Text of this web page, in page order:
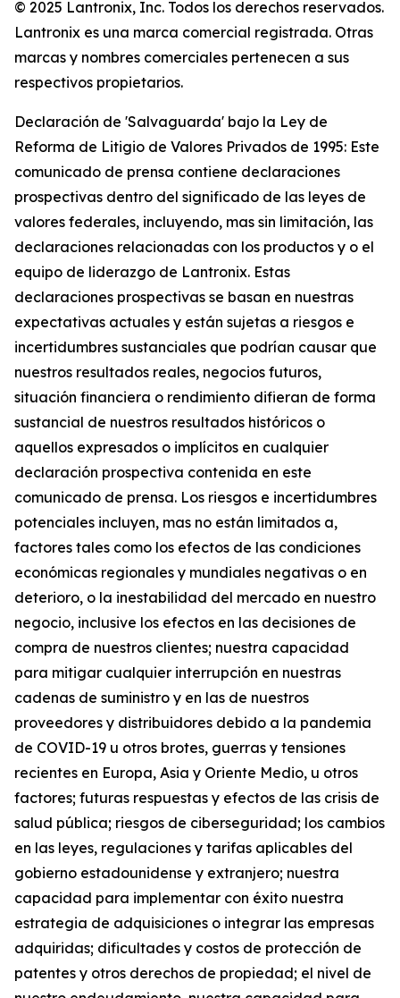
© 2025 Lantronix, Inc. Todos los derechos reservados.
Lantronix es una marca comercial registrada. Otras
marcas y nombres comerciales pertenecen a sus
respectivos propietarios.
Declaración de 'Salvaguarda' bajo la Ley de
Reforma de Litigio de Valores Privados de 1995: Este
comunicado de prensa contiene declaraciones
prospectivas dentro del significado de las leyes de
valores federales, incluyendo, mas sin limitación, las
declaraciones relacionadas con los productos y o el
equipo de liderazgo de Lantronix. Estas
declaraciones prospectivas se basan en nuestras
expectativas actuales y están sujetas a riesgos e
incertidumbres sustanciales que podrían causar que
nuestros resultados reales, negocios futuros,
situación financiera o rendimiento difieran de forma
sustancial de nuestros resultados históricos o
aquellos expresados o implícitos en cualquier
declaración prospectiva contenida en este
comunicado de prensa. Los riesgos e incertidumbres
potenciales incluyen, mas no están limitados a,
factores tales como los efectos de las condiciones
económicas regionales y mundiales negativas o en
deterioro, o la inestabilidad del mercado en nuestro
negocio, inclusive los efectos en las decisiones de
compra de nuestros clientes; nuestra capacidad
para mitigar cualquier interrupción en nuestras
cadenas de suministro y en las de nuestros
proveedores y distribuidores debido a la pandemia
de COVID-19 u otros brotes, guerras y tensiones
recientes en Europa, Asia y Oriente Medio, u otros
factores; futuras respuestas y efectos de las crisis de
salud pública; riesgos de ciberseguridad; los cambios
en las leyes, regulaciones y tarifas aplicables del
gobierno estadounidense y extranjero; nuestra
capacidad para implementar con éxito nuestra
estrategia de adquisiciones o integrar las empresas
adquiridas; dificultades y costos de protección de
patentes y otros derechos de propiedad; el nivel de